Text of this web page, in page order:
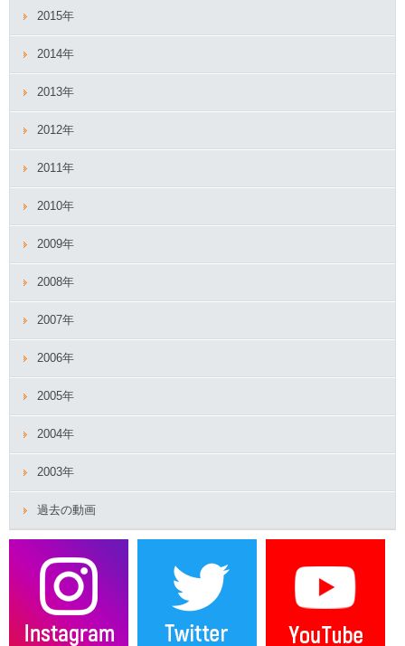
2015年
2014年
2013年
2012年
2011年
2010年
2009年
2008年
2007年
2006年
2005年
2004年
2003年
過去の動画